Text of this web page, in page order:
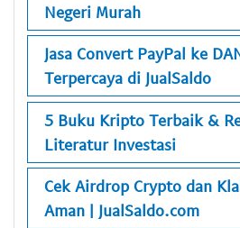
Negeri Murah
Jasa Convert PayPal ke
Terpercaya di JualSaldo
5 Buku Kripto Terbaik &
Literatur Investasi
Cek Airdrop Crypto dan
Aman | JualSaldo.com